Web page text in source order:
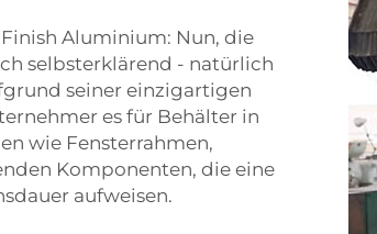
Aluminium: Nun, die
selbsterklärend - natürlich
seiner einzigartigen
es für Behälter in
wie Fensterrahmen,
Komponenten, die eine
aufweisen.